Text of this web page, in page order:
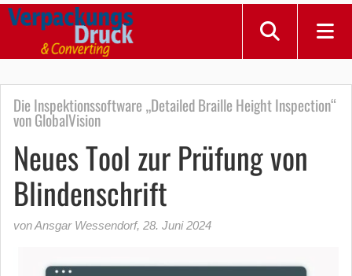
Die Inspektionssoftware „Detailed Braille Height Inspection“
von GlobalVision
Neues Tool zur Prüfung von
Blindenschrift
von Ansgar Wessendorf, 28. Juni 2024